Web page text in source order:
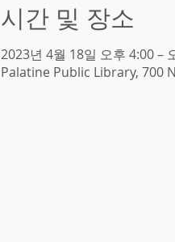
시간 및 장소
2023년 4월 18일 오후 4:00 –
Palatine Public Library, 700